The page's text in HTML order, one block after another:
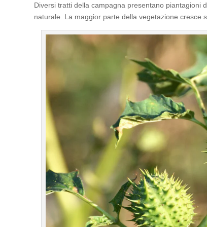
Diversi tratti della campagna presentano piantagioni
naturale. La maggior parte della vegetazione cresce